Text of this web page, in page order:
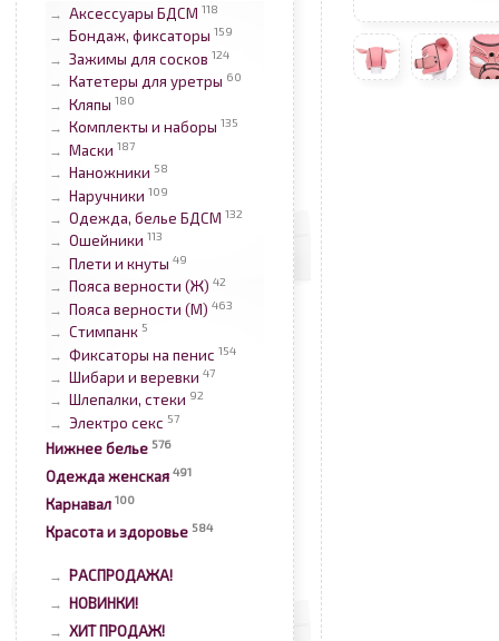
→ Аксессуары БДСМ 118
→ Бондаж, фиксаторы 159
→ Зажимы для сосков 124
→ Катетеры для уретры 60
→ Кляпы 180
→ Комплекты и наборы 135
→ Маски 187
→ Наножники 58
→ Наручники 109
→ Одежда, белье БДСМ 132
→ Ошейники 113
→ Плети и кнуты 49
→ Пояса верности (Ж) 42
→ Пояса верности (М) 463
→ Стимпанк 5
→ Фиксаторы на пенис 154
→ Шибари и веревки 47
→ Шлепалки, стеки 92
→ Электро секс 57
Нижнее белье 576
Одежда женская 491
Карнавал 100
Красота и здоровье 584
→ РАСПРОДАЖА!
→ НОВИНКИ!
→ ХИТ ПРОДАЖ!